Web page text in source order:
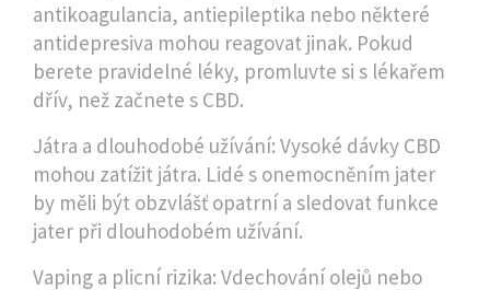
antikoagulancia, antiepileptika nebo některé
antidepresiva mohou reagovat jinak. Pokud
berete pravidelné léky, promluvte si s lékařem
dřív, než začnete s CBD.
Játra a dlouhodobé užívání: Vysoké dávky CBD
mohou zatížit játra. Lidé s onemocněním jater
by měli být obzvlášť opatrní a sledovat funkce
jater při dlouhodobém užívání.
Vaping a plicní rizika: Vdechování olejů nebo